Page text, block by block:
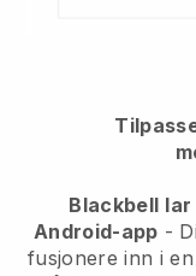
Blackbell lar
Android-app -
fusjonere inn i